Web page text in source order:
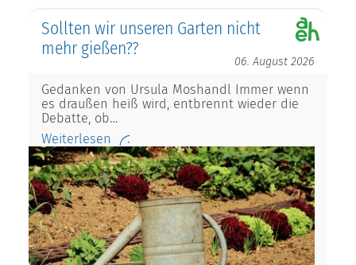
Sollten wir unseren Garten nicht
mehr gießen??
06. August 2026
Gedanken von Ursula Moshandl Immer wenn
es draußen heiß wird, entbrennt wieder die
Debatte, ob…
Weiterlesen